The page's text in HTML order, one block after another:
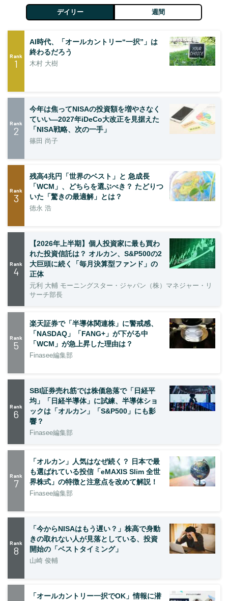
デイリー 週間
Rank
1
AI時代、「オールカントリー“一択”」は
終わるだろう
木村 大樹
Rank
2
今年は焦ってNISAの投資額を増やさなく
ていい―2027年iDeCo大改正を見据えた
「NISA戦略、次の一手」
篠田 尚子
Rank
3
残高4兆円「世界のベスト」と 急成長
「WCM」、どちらを選ぶべき？ たどりつ
いた「驚きの最適解」とは？
徳永 浩
Rank
4
【2026年上半期】個人投資家に最も買わ
れた投資信託は？ オルカン、S&P500の2
大巨頭に続く「毎月決算型ファンド」の
正体
元利 大輔 モーニングスター・ジャパン（株）マネジャー・リ
サーチ部長
Rank
5
楽天証券で「半導体関連株」に警戒感、
「NASDAQ」「FANG+」が下がる中
「WCM」が急上昇した理由は？
Finasee編集部
Rank
6
SBI証券売れ筋では株価急落で「日経平
均」「日経半導体」に試練、半導体ショ
ックは「オルカン」「S&P500」にも影
響？
Finasee編集部
Rank
7
「オルカン」人気はなぜ続く？ 日本で最
も選ばれている投信「eMAXIS Slim 全世
界株式」の特徴と注意点を改めて解説！
Finasee編集部
Rank
8
「今からNISAはもう遅い？」株高で身動
きの取れない人が見落としている、投資
開始の「ベストタイミング」
山崎 俊輔
「オールカントリー一択でOK」情報に潜